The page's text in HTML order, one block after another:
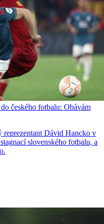
českého fotbalu: Obávám
reprezentant Dávid Hancko v
slovenského fotbalu, a